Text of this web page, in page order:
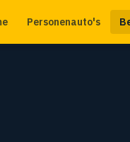
Personenauto's